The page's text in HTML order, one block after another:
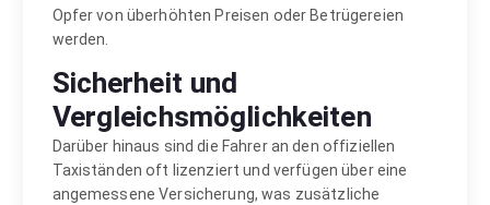
Opfer von überhöhten Preisen oder Betrügereien
werden.
Sicherheit und
Vergleichsmöglichkeiten
Darüber hinaus sind die Fahrer an den offiziellen
Taxiständen oft lizenziert und verfügen über eine
angemessene Versicherung, was zusätzliche